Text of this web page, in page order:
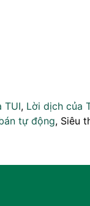
TUI, Lời dịch của
tự động, Siêu